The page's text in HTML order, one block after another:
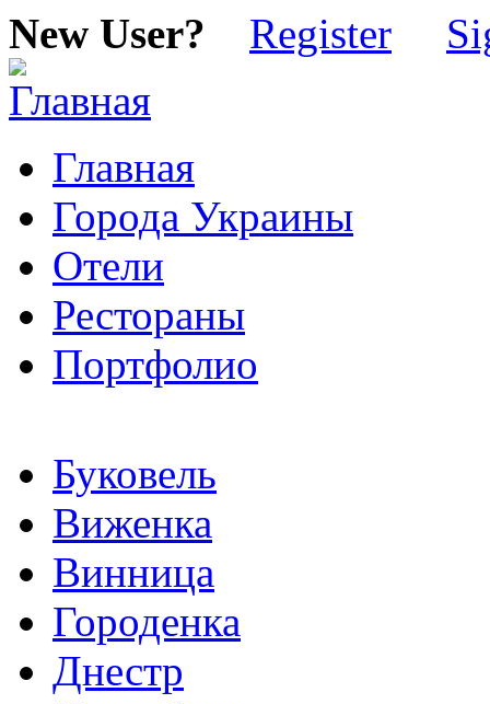
New User? Register
Главная
Города Украины
Отели
Рестораны
Портфолио
Буковель
Виженка
Винница
Городенка
Днестр